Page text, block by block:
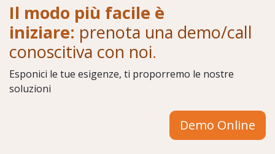
Il modo più facile è
iniziare: prenota una demo/call
conoscitiva con noi.
Esponici le tue esigenze, ti proporremo le nostre
soluzioni
Demo Online